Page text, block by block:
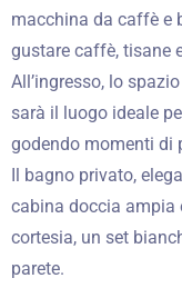
macchina da caffè e
gustare caffè, tisane
All’ingresso, lo
sarà il luogo ideale
godendo momenti di
Il bagno privato,
cabina doccia ampia
cortesia, un set
parete.